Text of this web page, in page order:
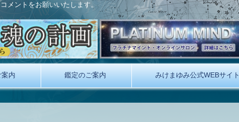
メントをお願いいたします。
内 鑑定のご案内 みけまゆみ公式WEBサイト